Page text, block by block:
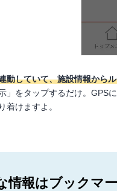
動していて、施設情報から
」をタップするだけ。
着けますよ。
情報はブックマ